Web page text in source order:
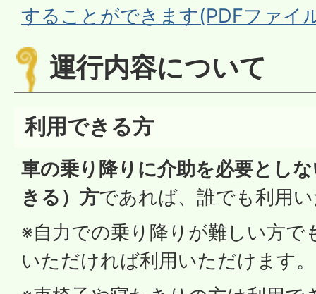
することができます(PDFファイ
運行内容について
利用できる方
車の乗り降りに介助を必要とし
きる）方であれば、誰でも利用
※自力での乗り降りが難しい方で
いただければ利用いただけます。